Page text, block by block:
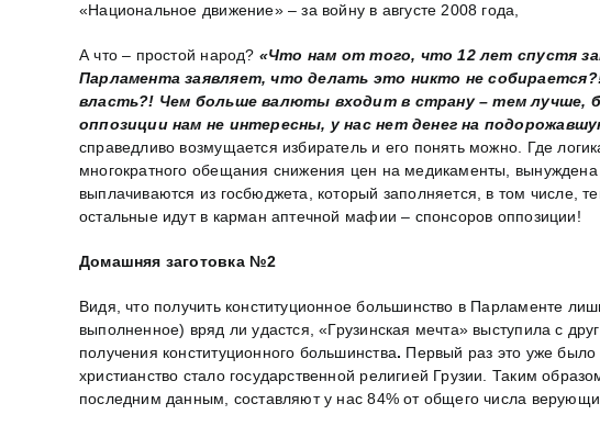
«Национальное движение» – за войну в августе 2008 года,
А что – простой народ? «Что нам от того, что 12 лет спустя
Парламента заявляет, что делать это никто не
власть?! Чем больше валюты входит в страну – тем лучше,
оппозиции нам не интересны, у нас нет денег на
справедливо возмущается избиратель и его понять можно. Где
многократного обещания снижения цен на медикаменты,
выплачиваются из госбюджета, который заполняется, в том
остальные идут в карман аптечной мафии – спонсоров оппозиции!
Домашняя заготовка №2
Видя, что получить конституционное большинство в Парламенте
выполненное) вряд ли удастся, «Грузинская мечта» выступила с
получения конституционного большинства. Первый раз это уже
христианство стало государственной религией Грузии. Таким
последним данным, составляют у нас 84% от общего числа